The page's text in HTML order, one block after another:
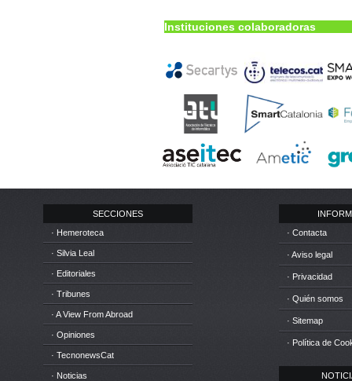
Instituciones colaboradoras
SECCIONES
· Hemeroteca
· Silvia Leal
· Editoriales
· Tribunes
· A View From Abroad
· Opiniones
· TecnonewsCat
· Noticias
· Contacta
· Aviso legal
· Privacidad
· Quién somos
· Sitemap
· Política de